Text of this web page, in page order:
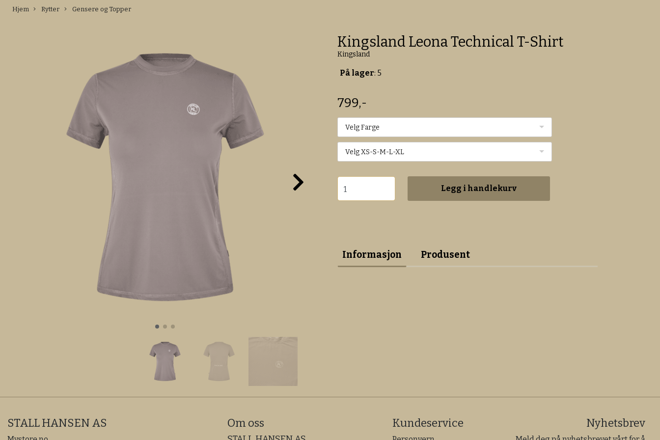
Hjem Rytter Gensere og Topper
Kingsland Leona Technical T-Shirt
Kingsland
På lager: 5
799,-
Velg Farge
Velg XS-S-M-L-XL
Legg i handlekurv
Informasjon Produsent
STALL HANSEN AS Om oss Kundeservice Nyhetsbrev